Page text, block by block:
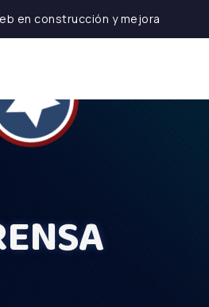
en construcción y mejora